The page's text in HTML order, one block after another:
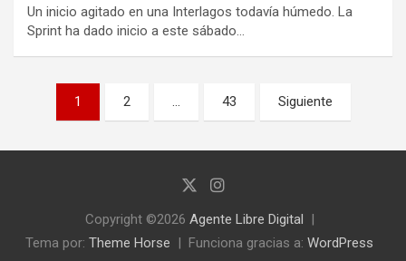
Un inicio agitado en una Interlagos todavía húmedo. La
Sprint ha dado inicio a este sábado…
Paginación
entradas
1 2 … 43 Siguiente
Copyright ©2026 Agente Libre Digital
Tema por: Theme Horse Funciona gracias a: WordPress